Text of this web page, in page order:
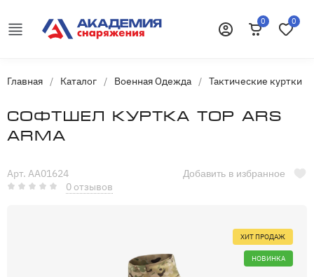
0 0
Главная / Каталог / Военная Одежда / Тактические куртки
Софтшел куртка Тор Ars
Arma
Арт. AA01624
0 отзывов
Добавить в избранное
ХИТ ПРОДАЖ
НОВИНКА